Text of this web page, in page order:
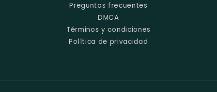
Preguntas frecuentes
DMCA
Términos y condiciones
Política de privacidad